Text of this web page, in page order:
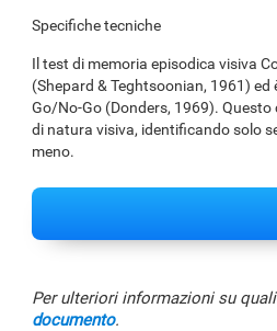
Specifiche tecniche
Il test di memoria episodica visiva
(Shepard & Teghtsoonian, 1961)
Go/No-Go (Donders, 1969).
di natura visiva, identificando solo
meno.
Per ulteriori informazioni su
documento.